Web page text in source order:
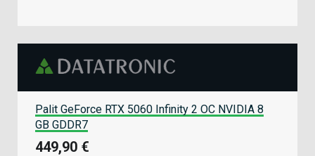
Palit GeForce RTX 5060 Infinity 2 OC NVIDIA 8
GB GDDR7
449,90 €